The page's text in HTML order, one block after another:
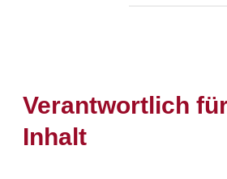
Verantwortlich
Inhalt